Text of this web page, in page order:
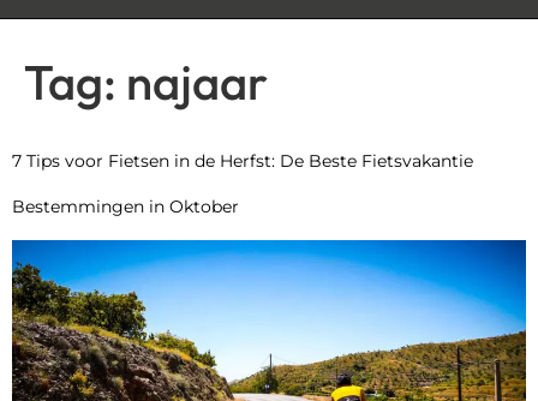
Tag: najaar
7 Tips voor Fietsen in de Herfst: De Beste Fietsvakantie
Bestemmingen in Oktober